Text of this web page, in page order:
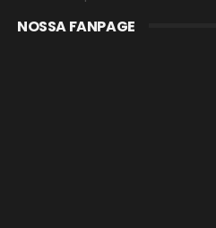
NOSSA FANPAGE